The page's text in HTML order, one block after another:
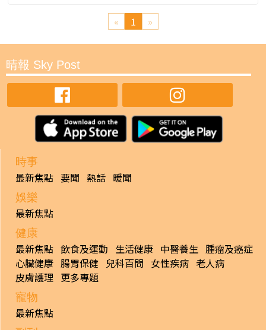
« 1 »
晴報 Sky Post
時事
最新焦點 要聞 熱話 暖聞
娛樂
最新焦點
健康
最新焦點 飲食及運動 生活健康 中醫養生 腫瘤及癌症
心臟健康 腸胃保健 兒科百問 女性疾病 老人病
皮膚護理 更多專題
寵物
最新焦點